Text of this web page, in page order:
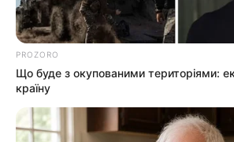
PROZORO
Що буде з окупованими територіями:
країну